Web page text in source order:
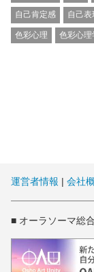
自己肯定感 自己表
色彩心理 色彩心理
運営者情報 | 会社
■ オーラソーマ総